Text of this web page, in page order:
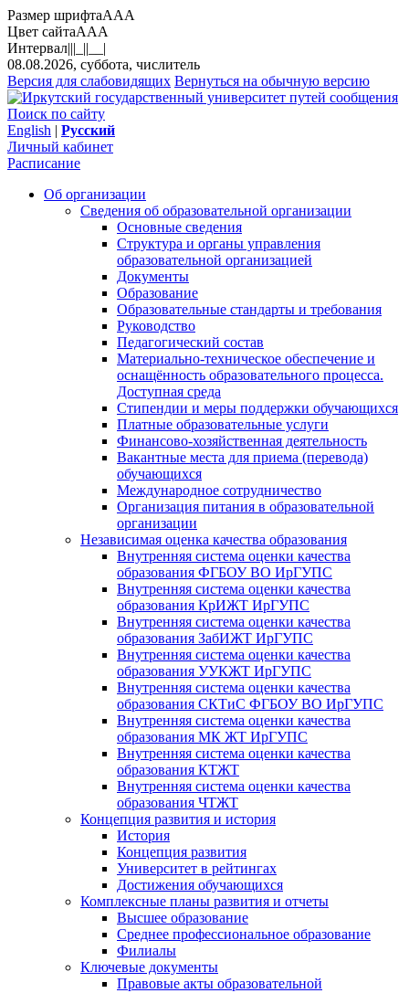
Размер шрифтаAAA
Цвет сайтаAAA
Интервал|||_||__|
08.08.2026, суббота, числитель
Версия для слабовидящих Вернуться на обычную версию
Поиск по сайту
English | Русский
Личный кабинет
Расписание
Об организации
Сведения об образовательной организации
Основные сведения
Структура и органы управления
образовательной организацией
Документы
Образование
Образовательные стандарты и требования
Руководство
Педагогический состав
Материально-техническое обеспечение и
оснащённость образовательного процесса.
Доступная среда
Стипендии и меры поддержки обучающихся
Платные образовательные услуги
Финансово-хозяйственная деятельность
Вакантные места для приема (перевода)
обучающихся
Международное сотрудничество
Организация питания в образовательной
организации
Независимая оценка качества образования
Внутренняя система оценки качества
образования ФГБОУ ВО ИрГУПС
Внутренняя система оценки качества
образования КрИЖТ ИрГУПС
Внутренняя система оценки качества
образования ЗабИЖТ ИрГУПС
Внутренняя система оценки качества
образования УУКЖТ ИрГУПС
Внутренняя система оценки качества
образования СКТиС ФГБОУ ВО ИрГУПС
Внутренняя система оценки качества
образования МК ЖТ ИрГУПС
Внутренняя система оценки качества
образования КТЖТ
Внутренняя система оценки качества
образования ЧТЖТ
Концепция развития и история
История
Концепция развития
Университет в рейтингах
Достижения обучающихся
Комплексные планы развития и отчеты
Высшее образование
Среднее профессиональное образование
Филиалы
Ключевые документы
Правовые акты образовательной